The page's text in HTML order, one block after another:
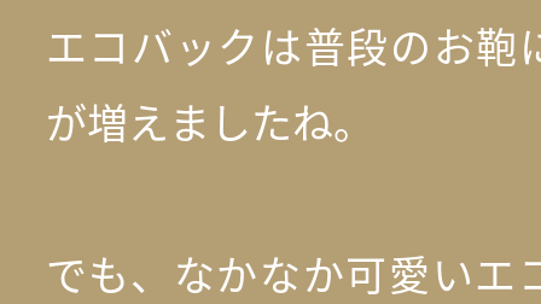
エコバックは普段のお鞄
が増えましたね。
でも、なかなか可愛いエ